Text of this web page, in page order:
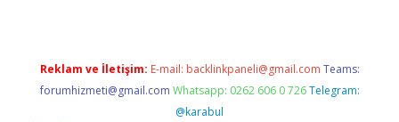
Reklam ve İletişim: E-mail: backlinkpaneli@gmail.com Teams:
forumhizmeti@gmail.com Whatsapp: 0262 606 0 726 Telegram:
@karabul